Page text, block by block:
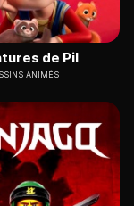
de Pil
ANIMÉS